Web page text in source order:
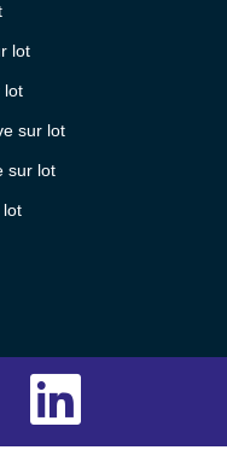
lot
lot
sur lot
sur lot
lot